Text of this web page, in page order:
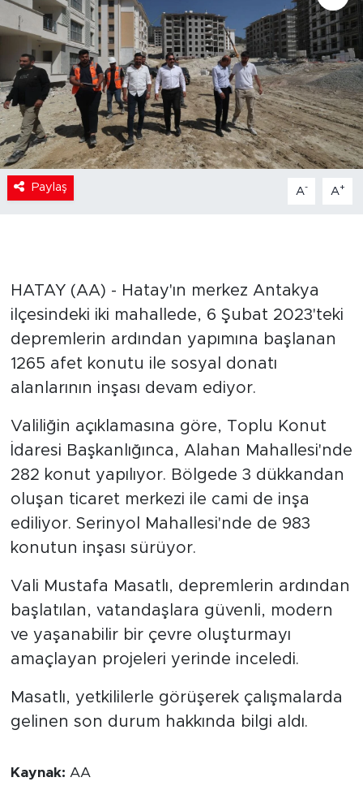
Paylaş A- A+
HATAY (AA) - Hatay'ın merkez Antakya
ilçesindeki iki mahallede, 6 Şubat 2023'teki
depremlerin ardından yapımına başlanan
1265 afet konutu ile sosyal donatı
alanlarının inşası devam ediyor.
Valiliğin açıklamasına göre, Toplu Konut
İdaresi Başkanlığınca, Alahan Mahallesi'nde
282 konut yapılıyor. Bölgede 3 dükkandan
oluşan ticaret merkezi ile cami de inşa
ediliyor. Serinyol Mahallesi'nde de 983
konutun inşası sürüyor.
Vali Mustafa Masatlı, depremlerin ardından
başlatılan, vatandaşlara güvenli, modern
ve yaşanabilir bir çevre oluşturmayı
amaçlayan projeleri yerinde inceledi.
Masatlı, yetkililerle görüşerek çalışmalarda
gelinen son durum hakkında bilgi aldı.
Kaynak: AA